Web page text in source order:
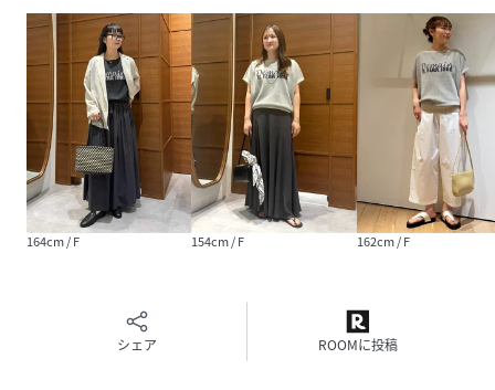
より、
実際の色味と異なって見える場合がございます。あらかじめ
ご了承ください。
※画像の商品はサンプルです。
実際の商品と仕様、加工が若干異なる場合があります。
※サイズ表記はあくまで目安となります。
※その他の予約商品、通常商品との同時決済はできません。
※入荷状況により、お届け予定が前後する場合があります。
※お客様への発送が店頭販売より遅れる場合もあります。
※商品を使用前に、タグ等に記載されている「取り扱い上の
「洗濯表示」を必ずご確認ください。
164cm / F 154cm / F 162cm / F
シェア ROOMに投稿